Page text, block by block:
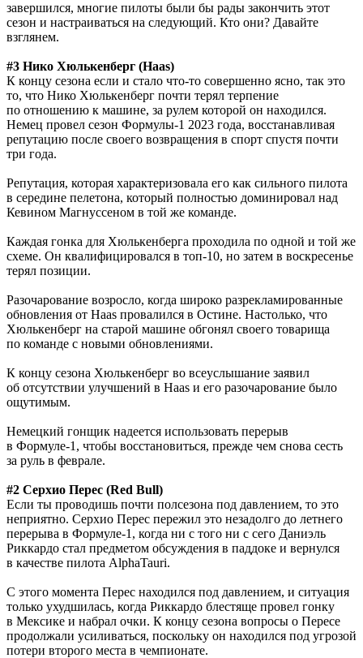
завершился, многие пилоты были бы рады закончить этот
сезон и настраиваться на следующий. Кто они? Давайте
взглянем.
#3 Нико Хюлькенберг (Haas)
К концу сезона если и стало что-то совершенно ясно, так это
то, что Нико Хюлькенберг почти терял терпение
по отношению к машине, за рулем которой он находился.
Немец провел сезон Формулы-1 2023 года, восстанавливая
репутацию после своего возвращения в спорт спустя почти
три года.
Репутация, которая характеризовала его как сильного пилота
в середине пелетона, который полностью доминировал над
Кевином Магнуссеном в той же команде.
Каждая гонка для Хюлькенберга проходила по одной и той же
схеме. Он квалифицировался в топ-10, но затем в воскресенье
терял позиции.
Разочарование возросло, когда широко разрекламированные
обновления от Haas провалился в Остине. Настолько, что
Хюлькенберг на старой машине обгонял своего товарища
по команде с новыми обновлениями.
К концу сезона Хюлькенберг во всеуслышание заявил
об отсутствии улучшений в Haas и его разочарование было
ощутимым.
Немецкий гонщик надеется использовать перерыв
в Формуле-1, чтобы восстановиться, прежде чем снова сесть
за руль в феврале.
#2 Серхио Перес (Red Bull)
Если ты проводишь почти полсезона под давлением, то это
неприятно. Серхио Перес пережил это незадолго до летнего
перерыва в Формуле-1, когда ни с того ни с сего Даниэль
Риккардо стал предметом обсуждения в паддоке и вернулся
в качестве пилота AlphaTauri.
С этого момента Перес находился под давлением, и ситуация
только ухудшилась, когда Риккардо блестяще провел гонку
в Мексике и набрал очки. К концу сезона вопросы о Пересе
продолжали усиливаться, поскольку он находился под угрозой
потери второго места в чемпионате.